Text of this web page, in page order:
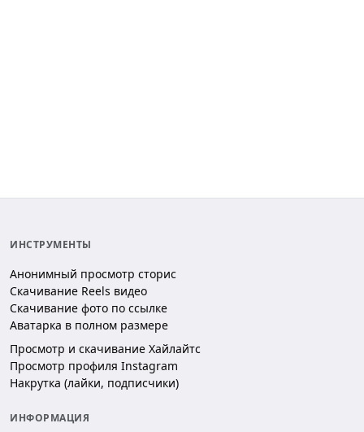
ИНСТРУМЕНТЫ
Анонимный просмотр сторис
Скачивание Reels видео
Скачивание фото по ссылке
Аватарка в полном размере
Просмотр и скачивание Хайлайтс
Просмотр профиля Instagram
Накрутка (лайки, подписчики)
ИНФОРМАЦИЯ